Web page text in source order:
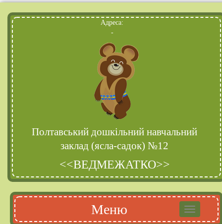
Адреса:
-
Полтавський дошкільний навчальний
заклад (ясла-садок) №12
<<ВЕДМЕЖАТКО>>
Меню